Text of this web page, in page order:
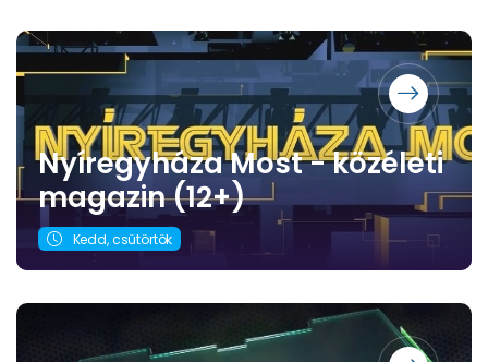
Nyíregyháza Most - közéleti
magazin (12+)
Kedd, csütörtök